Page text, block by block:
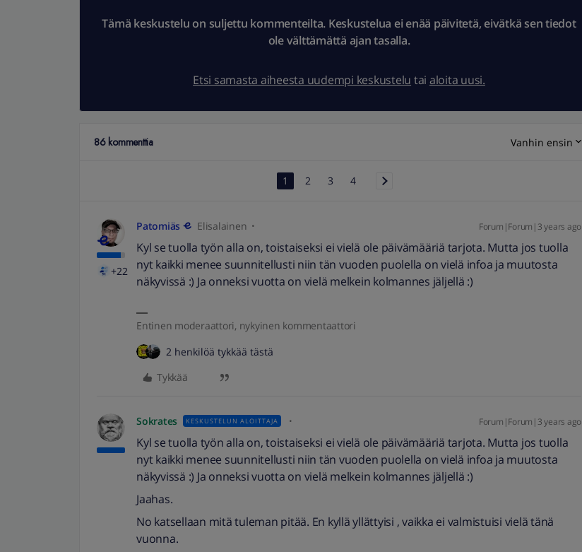
Tämä keskustelu on suljettu kommenteilta. Keskustelua ei enää päivitetä, eivätkä sen tiedot
ole välttämättä ajan tasalla.
Etsi samasta aiheesta uudempi keskustelu tai aloita uusi.
86 kommenttia Vanhin ensin
1 2 3 4
+22
Patomiäs Elisalainen Forum|Forum|3 years ago
Kyl se tuolla työn alla on, toistaiseksi ei vielä ole päivämääriä tarjota. Mutta jos tuolla
nyt kaikki menee suunnitellusti niin tän vuoden puolella on vielä infoa ja muutosta
näkyvissä :) Ja onneksi vuotta on vielä melkein kolmannes jäljellä :)
Entinen moderaattori, nykyinen kommentaattori
2 henkilöä tykkää tästä
Tykkää
Sokrates KESKUSTELUN ALOITTAJA Forum|Forum|3 years ago
Kyl se tuolla työn alla on, toistaiseksi ei vielä ole päivämääriä tarjota. Mutta jos tuolla
nyt kaikki menee suunnitellusti niin tän vuoden puolella on vielä infoa ja muutosta
näkyvissä :) Ja onneksi vuotta on vielä melkein kolmannes jäljellä :)
Jaahas.
No katsellaan mitä tuleman pitää. En kyllä yllättyisi , vaikka ei valmistuisi vielä tänä
vuonna.